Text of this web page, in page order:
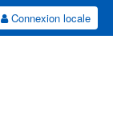
Connexion locale